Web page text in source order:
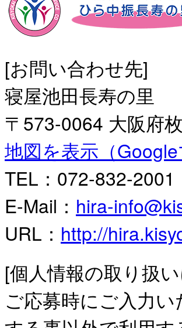
[お問い合わせ先]
寝屋池田長寿の里
〒573-0064 大阪府
地図を表示（Google
TEL：072-832-2001
E-Mail： hira-
URL： http://
[個人情報の取り扱
ご応募時にご入力